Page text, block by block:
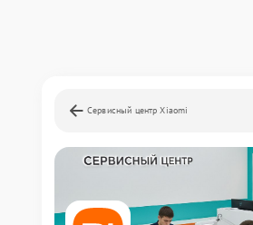
Сервисный центр Xiaomi